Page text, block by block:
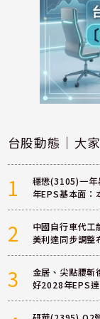
台股動態｜大
1
穩懋(3105)一年
年EPS基本面：
2
中國自行車代
美利達同步調整
3
金居、尖點腰斬
好2028年EPS